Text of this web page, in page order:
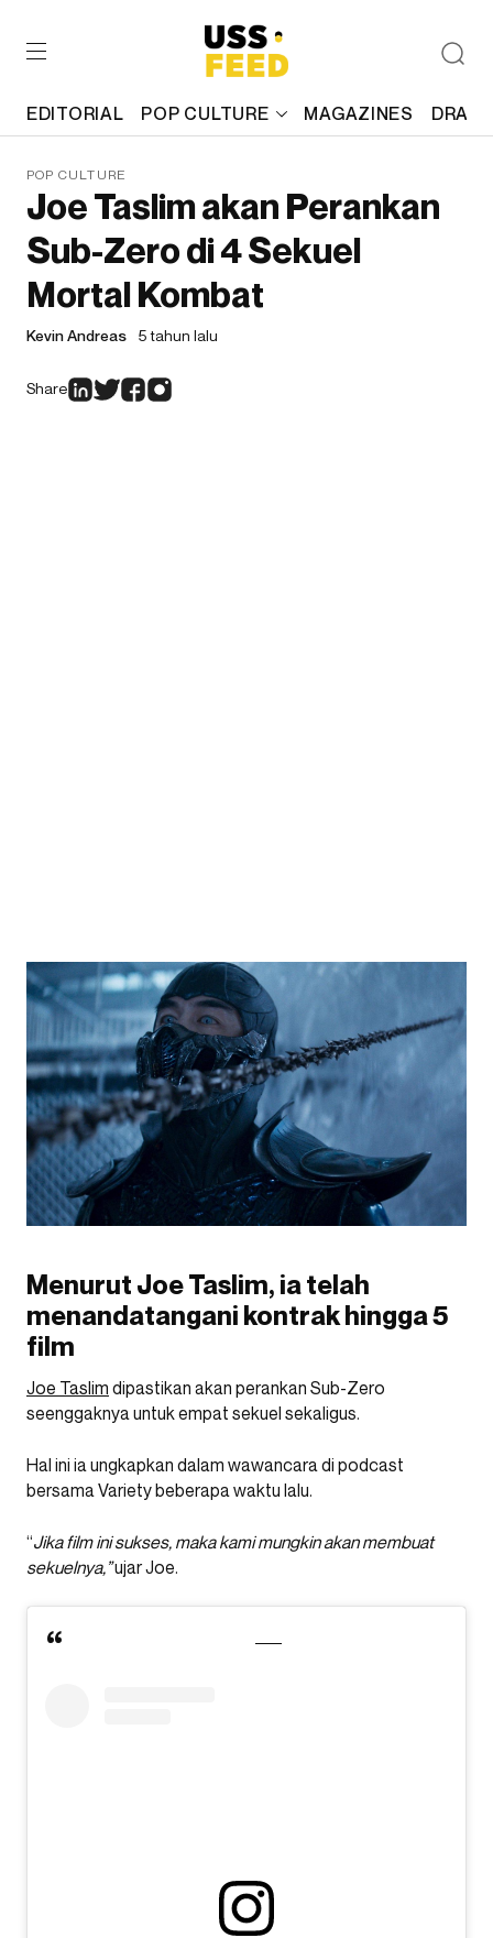
EDITORIAL POP CULTURE MAGAZINES
POP CULTURE
Joe Taslim akan Perankan
Sub-Zero di 4 Sekuel
Mortal Kombat
Kevin Andreas 5 tahun lalu
Share
Menurut Joe Taslim, ia telah
menandatangani kontrak hingga 5
film
Joe Taslim dipastikan akan perankan Sub-Zero
seenggaknya untuk empat sekuel sekaligus.
Hal ini ia ungkapkan dalam wawancara di podcast
bersama Variety beberapa waktu lalu.
“Jika film ini sukses, maka kami mungkin akan membuat
sekuelnya,”ujar Joe.